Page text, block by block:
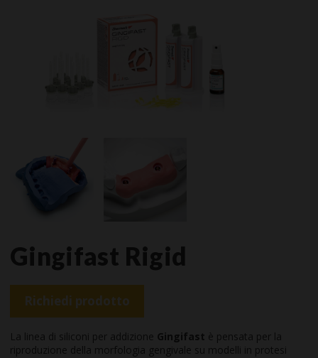
Gingifast Rigid
Richiedi prodotto
La linea di siliconi per addizione Gingifast è pensata per la
riproduzione della morfologia gengivale su modelli in protesi